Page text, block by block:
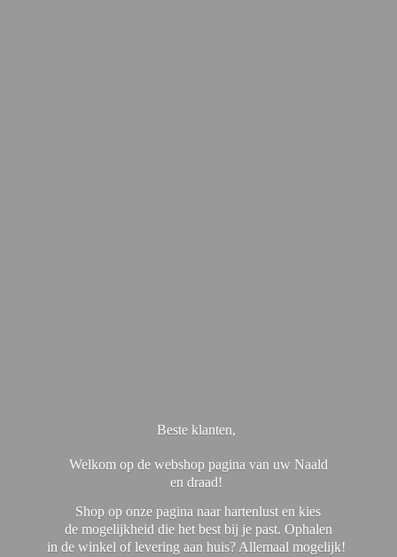
Beste klanten,
Welkom op de webshop pagina van uw Naald
en draad!
Shop op onze pagina naar hartenlust en kies
de mogelijkheid die het best bij je past. Ophalen
in de winkel of levering aan huis? Allemaal mogelijk!